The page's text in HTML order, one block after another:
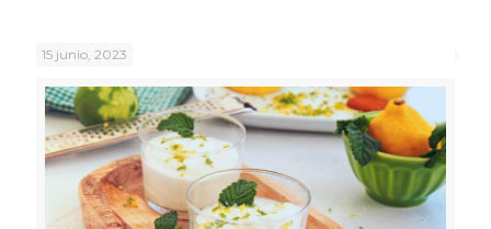
15 junio, 2023